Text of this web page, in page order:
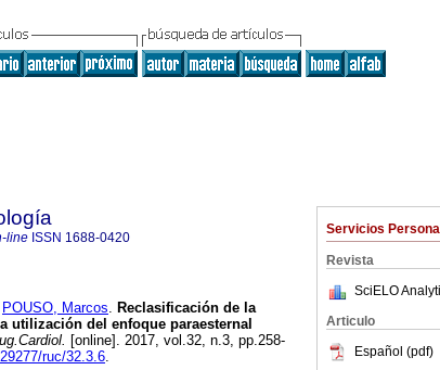
Servicios
Revista
SciELO
Articulo
Español (pdf)
line ISSN 1688-0420
POUSO, Marcos. Reclasificación de la
utilización del enfoque paraesternal
[online]. 2017, vol.32, n.3, pp.258-
ruc/32.3.6.